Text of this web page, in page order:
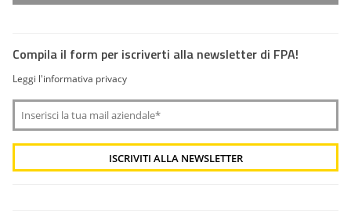
Compila il form per iscriverti alla newsletter di FPA!
Leggi l'informativa privacy